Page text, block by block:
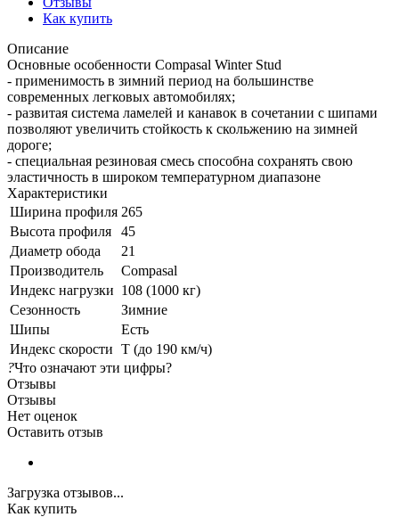
Как купить
Описание
Основные особенности Compasal Winter Stud
- применимость в зимний период на большинстве
современных легковых автомобилях;
- развитая система ламелей и канавок в сочетании с шипами
позволяют увеличить стойкость к скольжению на зимней
дороге;
- специальная резиновая смесь способна сохранять свою
эластичность в широком температурном диапазоне
Характеристики
Ширина профиля 265
Высота профиля
45
Диаметр обода
21
Производитель
Compasal
Индекс нагрузки 108 (1000 кг)
Сезонность
Зимние
Шипы
Есть
Индекс скорости T (до 190 км/ч)
?Что означают эти цифры?
Отзывы
Отзывы
Нет оценок
Оставить отзыв
Загрузка отзывов...
Как купить